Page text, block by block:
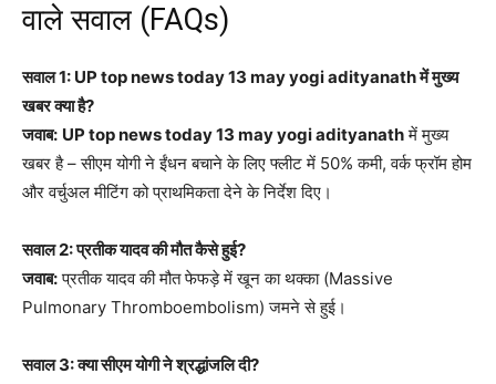
वाले सवाल (FAQs)
सवाल 1: UP top news today 13 may yogi adityanath में मुख्य
खबर क्या है?
जवाब: UP top news today 13 may yogi adityanathमें मुख्य
खबर है – सीएम योगी ने ईंधन बचाने के लिए फ्लीट में 50% कमी, वर्क फ्रॉम होम
और वर्चुअल मीटिंग को प्राथमिकता देने के निर्देश दिए।
सवाल 2: प्रतीक यादव की मौत कैसे हुई?
जवाब:प्रतीक यादव की मौत फेफड़े में खून का थक्का (Massive
Pulmonary Thromboembolism) जमने से हुई।
सवाल 3: क्या सीएम योगी ने श्रद्धांजलि दी?